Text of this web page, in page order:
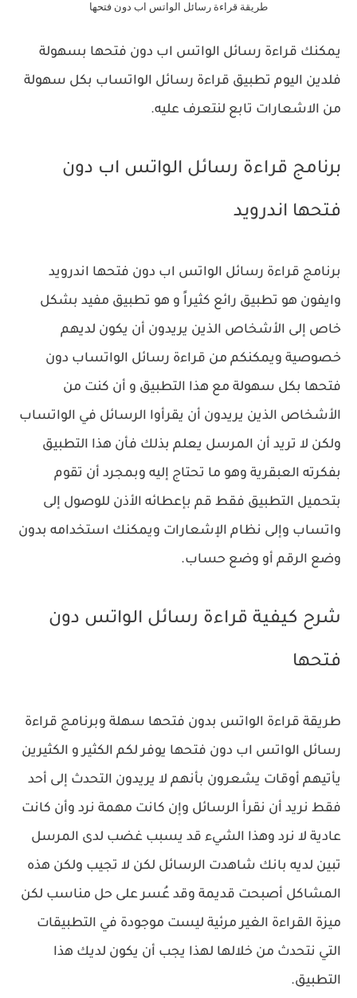
طريقة قراءة رسائل الواتس اب دون فتحها
يمكنك قراءة رسائل الواتس اب دون فتحها بسهولة
فلدين اليوم تطبيق قراءة رسائل الواتساب بكل سهولة
من الاشعارات تابع لنتعرف عليه.
برنامج قراءة رسائل الواتس اب دون
فتحها اندرويد
برنامج قراءة رسائل الواتس اب دون فتحها اندرويد
وايفون هو تطبيق رائع كثيراً و هو تطبيق مفيد بشكل
خاص إلى الأشخاص الذين يريدون أن يكون لديهم
خصوصية ويمكنكم من قراءة رسائل الواتساب دون
فتحها بكل سهولة مع هذا التطبيق و أن كنت من
الأشخاص الذين يريدون أن يقرأوا الرسائل في الواتساب
ولكن لا تريد أن المرسل يعلم بذلك فأن هذا التطبيق
بفكرته العبقرية وهو ما تحتاج إليه وبمجرد أن تقوم
بتحميل التطبيق فقط قم بإعطائه الأذن للوصول إلى
واتساب وإلى نظام الإشعارات ويمكنك استخدامه بدون
وضع الرقم أو وضع حساب.
شرح كيفية قراءة رسائل الواتس دون
فتحها
طريقة قراءة الواتس بدون فتحها سهلة وبرنامج قراءة
رسائل الواتس اب دون فتحها يوفر لكم الكثير و الكثيرين
يأتيهم أوقات يشعرون بأنهم لا يريدون التحدث إلى أحد
فقط نريد أن نقرأ الرسائل وإن كانت مهمة نرد وأن كانت
عادية لا نرد وهذا الشيء قد يسبب غضب لدى المرسل
تبين لديه بانك شاهدت الرسائل لكن لا تجيب ولكن هذه
المشاكل أصبحت قديمة وقد عُسر على حل مناسب لكن
ميزة القراءة الغير مرئية ليست موجودة في التطبيقات
التي نتحدث من خلالها لهذا يجب أن يكون لديك هذا
التطبيق.